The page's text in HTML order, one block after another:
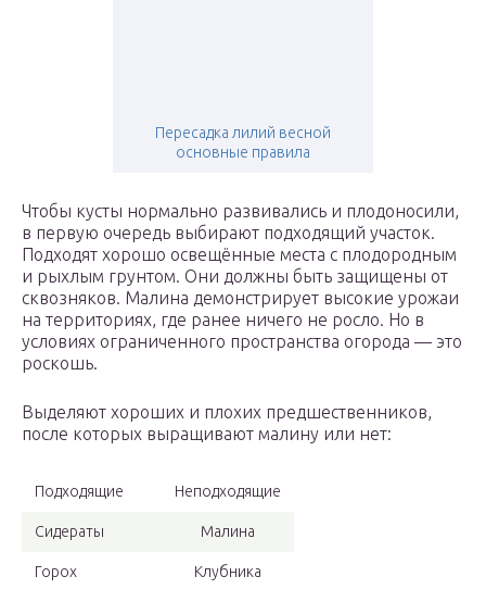
Пересадка лилий весной
основные правила
Чтобы кусты нормально развивались и плодоносили,
в первую очередь выбирают подходящий участок.
Подходят хорошо освещённые места с плодородным
и рыхлым грунтом. Они должны быть защищены от
сквозняков. Малина демонстрирует высокие урожаи
на территориях, где ранее ничего не росло. Но в
условиях ограниченного пространства огорода — это
роскошь.
Выделяют хороших и плохих предшественников,
после которых выращивают малину или нет:
Подходящие Неподходящие
Сидераты Малина
Горох Клубника